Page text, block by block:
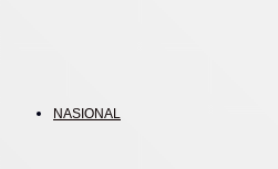
NASIONAL